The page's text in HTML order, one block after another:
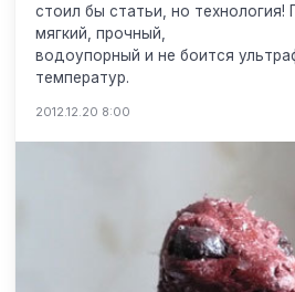
стоил бы статьи, но технология!
мягкий, прочный,
водоупорный и не боится
температур.
2012.12.20 8:00